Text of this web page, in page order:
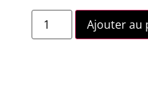
Ajouter au